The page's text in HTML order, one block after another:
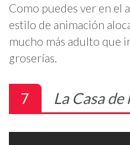
Como puedes ver en el
estilo de animación
mucho más adulto que
groserías.
7 La Casa de